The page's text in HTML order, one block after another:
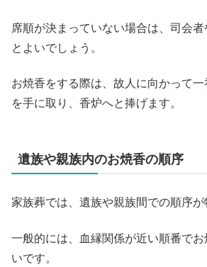
席順が決まっていない場合は、司会
とよいでしょう。
お焼香をする際は、故人に向かって
を手に取り、香炉へと捧げます。
遺族や親族内のお焼香の順序
家族葬では、遺族や親族間での順序が
一般的には、血縁関係が近い順番で
いです。